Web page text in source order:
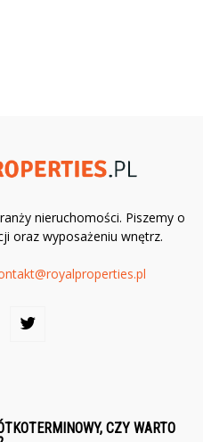
nieruchomości. Piszemy o
oraz wyposażeniu wnętrz.
CZY WARTO